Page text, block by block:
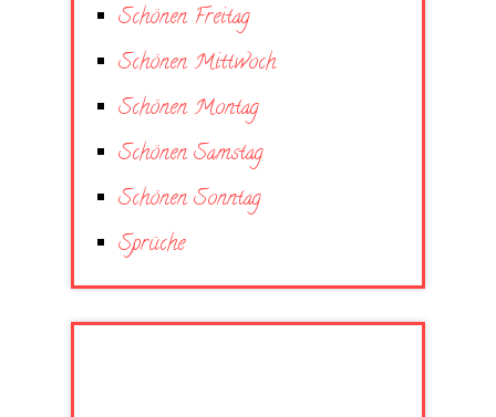
Schönen Freitag
Schönen Mittwoch
Schönen Montag
Schönen Samstag
Schönen Sonntag
Sprüche